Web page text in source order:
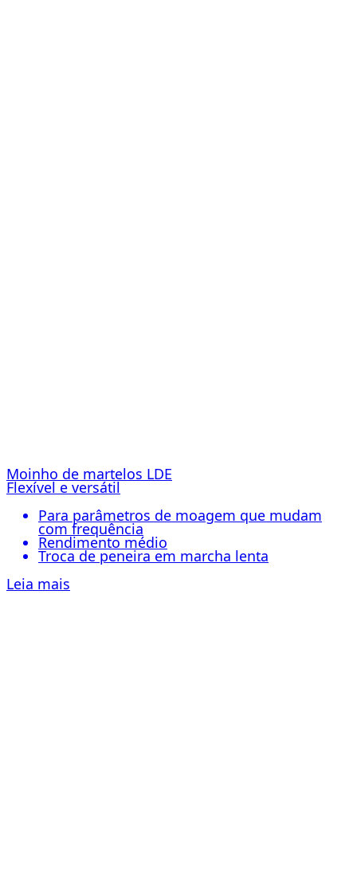
Moinho de martelos LDE
Flexível e versátil
Para parâmetros de moagem que mudam
com frequência
Rendimento médio
Troca de peneira em marcha lenta
Leia mais